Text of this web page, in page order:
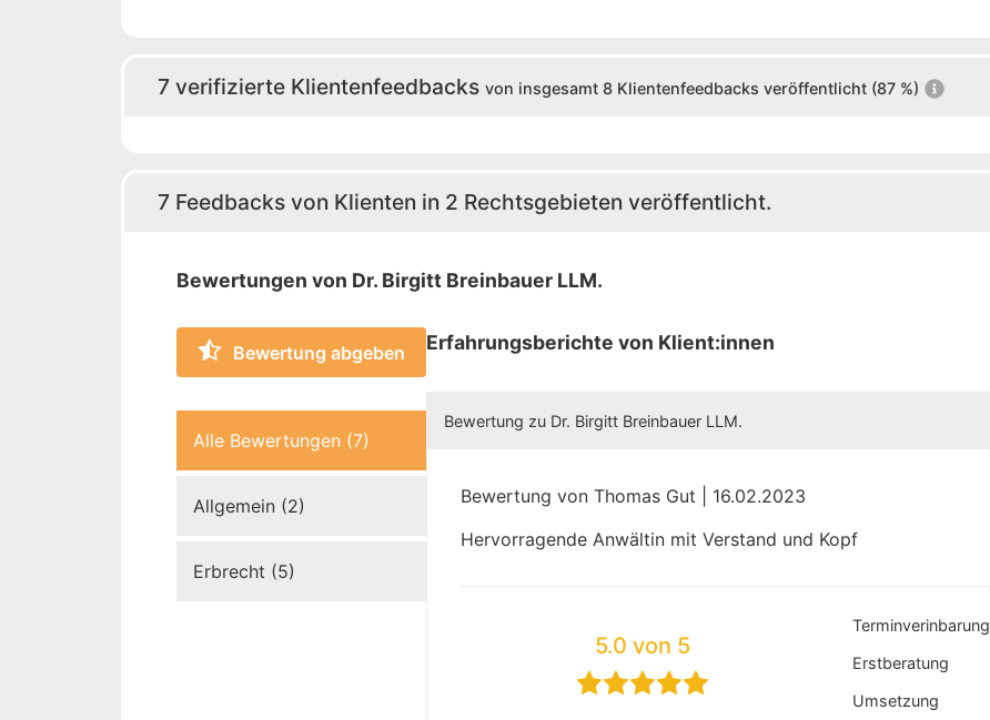
zugelassen bei allen Gerichtshöfen und
7 verifizierte Klientenfeedbacks von insgesamt 8 Klientenfeedbacks veröffentlicht (87 %)
7 Feedbacks von Klienten in 2 Rechtsgebieten veröffentlicht.
Bewertungen von Dr. Birgitt Breinbauer LLM.
Bewertung abgeben
Alle Bewertungen (7)
Allgemein (2)
Erbrecht (5)
Erfahrungsberichte von Klient:innen
Bewertung zu Dr. Birgitt Breinbauer LLM.
Bewertung von Thomas Gut | 16.02.2023
Hervorragende Anwältin mit Verstand und Kopf
5.0 von 5
Terminverinbarung
Erstberatung
Umsetzung